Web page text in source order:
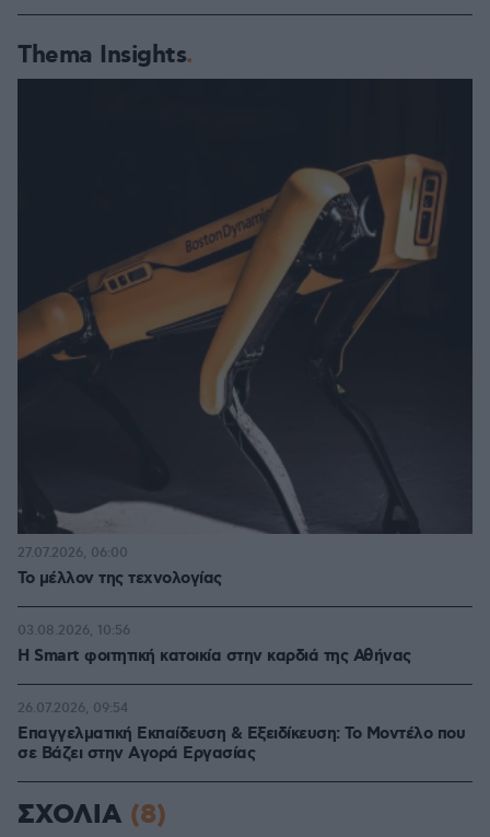
Thema Insights
Το μέλλον της τεχνολογίας
27.07.2026, 06:00
Η Smart φοιτητική κατοικία στην καρδιά της Αθήνας
03.08.2026, 10:56
Επαγγελματική Εκπαίδευση & Εξειδίκευση: Το Mοντέλο που
σε Bάζει στην Aγορά Eργασίας
26.07.2026, 09:54
ΣΧΟΛΙΑ (8)